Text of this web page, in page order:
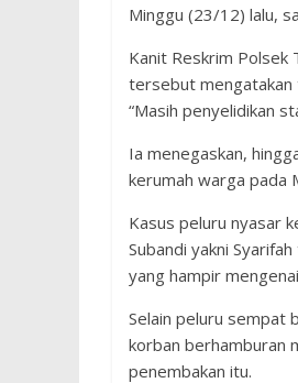
Minggu (23/12) lalu,
Kanit Reskrim Polsek
tersebut mengatakan
“Masih penyelidikan
Ia menegaskan,
kerumah warga pada
Kasus peluru nyasar
Subandi yakni
yang hampir
Selain peluru sempat
korban berhamburan
penembakan itu.